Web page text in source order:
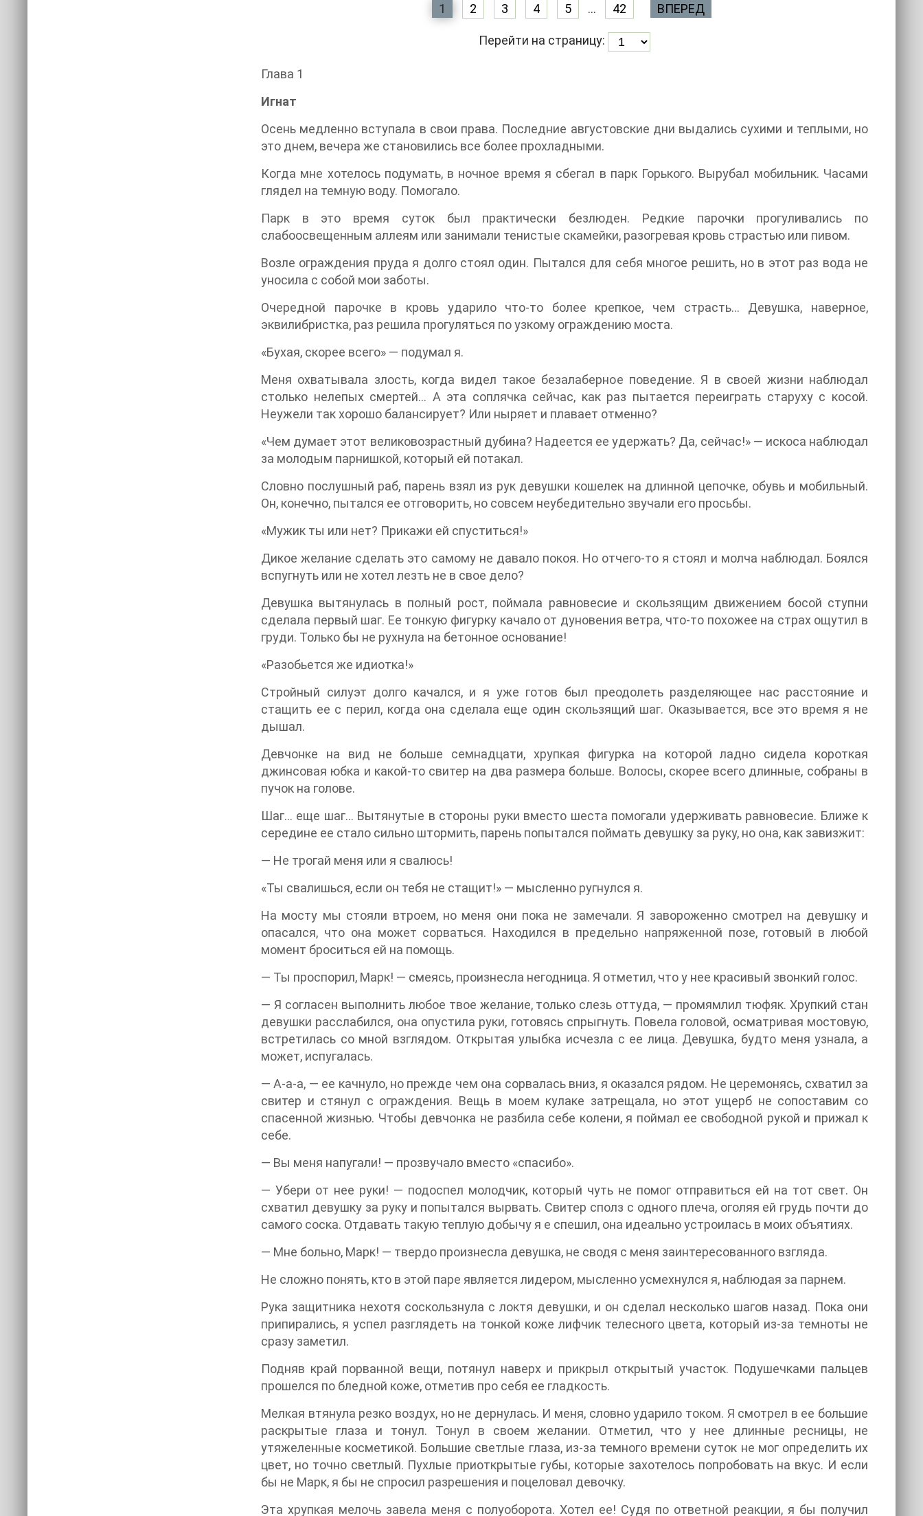
1 2 3 4 5 ... 42 ВПЕРЕД
Перейти на страницу:
Глава 1
Игнат
Осень медленно вступала в свои права. Последние августовские дни выдались сухими и теплыми, но
это днем, вечера же становились все более прохладными.
Когда мне хотелось подумать, в ночное время я сбегал в парк Горького. Вырубал мобильник. Часами
глядел на темную воду. Помогало.
Парк в это время суток был практически безлюден. Редкие парочки прогуливались по
слабоосвещенным аллеям или занимали тенистые скамейки, разогревая кровь страстью или пивом.
Возле ограждения пруда я долго стоял один. Пытался для себя многое решить, но в этот раз вода не
уносила с собой мои заботы.
Очередной парочке в кровь ударило что-то более крепкое, чем страсть… Девушка, наверное,
эквилибристка, раз решила прогуляться по узкому ограждению моста.
«Бухая, скорее всего» — подумал я.
Меня охватывала злость, когда видел такое безалаберное поведение. Я в своей жизни наблюдал
столько нелепых смертей… А эта соплячка сейчас, как раз пытается переиграть старуху с косой.
Неужели так хорошо балансирует? Или ныряет и плавает отменно?
«Чем думает этот великовозрастный дубина? Надеется ее удержать? Да, сейчас!» — искоса наблюдал
за молодым парнишкой, который ей потакал.
Словно послушный раб, парень взял из рук девушки кошелек на длинной цепочке, обувь и мобильный.
Он, конечно, пытался ее отговорить, но совсем неубедительно звучали его просьбы.
«Мужик ты или нет? Прикажи ей спуститься!»
Дикое желание сделать это самому не давало покоя. Но отчего-то я стоял и молча наблюдал. Боялся
вспугнуть или не хотел лезть не в свое дело?
Девушка вытянулась в полный рост, поймала равновесие и скользящим движением босой ступни
сделала первый шаг. Ее тонкую фигурку качало от дуновения ветра, что-то похожее на страх ощутил в
груди. Только бы не рухнула на бетонное основание!
«Разобьется же идиотка!»
Стройный силуэт долго качался, и я уже готов был преодолеть разделяющее нас расстояние и
стащить ее с перил, когда она сделала еще один скользящий шаг. Оказывается, все это время я не
дышал.
Девчонке на вид не больше семнадцати, хрупкая фигурка на которой ладно сидела короткая
джинсовая юбка и какой-то свитер на два размера больше. Волосы, скорее всего длинные, собраны в
пучок на голове.
Шаг… еще шаг… Вытянутые в стороны руки вместо шеста помогали удерживать равновесие. Ближе к
середине ее стало сильно штормить, парень попытался поймать девушку за руку, но она, как завизжит:
— Не трогай меня или я свалюсь!
«Ты свалишься, если он тебя не стащит!» — мысленно ругнулся я.
На мосту мы стояли втроем, но меня они пока не замечали. Я завороженно смотрел на девушку и
опасался, что она может сорваться. Находился в предельно напряженной позе, готовый в любой
момент броситься ей на помощь.
— Ты проспорил, Марк! — смеясь, произнесла негодница. Я отметил, что у нее красивый звонкий голос.
— Я согласен выполнить любое твое желание, только слезь оттуда, — промямлил тюфяк. Хрупкий стан
девушки расслабился, она опустила руки, готовясь спрыгнуть. Повела головой, осматривая мостовую,
встретилась со мной взглядом. Открытая улыбка исчезла с ее лица. Девушка, будто меня узнала, а
может, испугалась.
— А-а-а, — ее качнуло, но прежде чем она сорвалась вниз, я оказался рядом. Не церемонясь, схватил за
свитер и стянул с ограждения. Вещь в моем кулаке затрещала, но этот ущерб не сопоставим со
спасенной жизнью. Чтобы девчонка не разбила себе колени, я поймал ее свободной рукой и прижал к
себе.
— Вы меня напугали! — прозвучало вместо «спасибо».
— Убери от нее руки! — подоспел молодчик, который чуть не помог отправиться ей на тот свет. Он
схватил девушку за руку и попытался вырвать. Свитер сполз с одного плеча, оголяя ей грудь почти до
самого соска. Отдавать такую теплую добычу я е спешил, она идеально устроилась в моих объятиях.
— Мне больно, Марк! — твердо произнесла девушка, не сводя с меня заинтересованного взгляда.
Не сложно понять, кто в этой паре является лидером, мысленно усмехнулся я, наблюдая за парнем.
Рука защитника нехотя соскользнула с локтя девушки, и он сделал несколько шагов назад. Пока они
припирались, я успел разглядеть на тонкой коже лифчик телесного цвета, который из-за темноты не
сразу заметил.
Подняв край порванной вещи, потянул наверх и прикрыл открытый участок. Подушечками пальцев
прошелся по бледной коже, отметив про себя ее гладкость.
Мелкая втянула резко воздух, но не дернулась. И меня, словно ударило током. Я смотрел в ее большие
раскрытые глаза и тонул. Тонул в своем желании. Отметил, что у нее длинные ресницы, не
утяжеленные косметикой. Большие светлые глаза, из-за темного времени суток не мог определить их
цвет, но точно светлый. Пухлые приоткрытые губы, которые захотелось попробовать на вкус. И если
бы не Марк, я бы не спросил разрешения и поцеловал девочку.
Эта хрупкая мелочь завела меня с полуоборота. Хотел ее! Судя по ответной реакции, я бы получил